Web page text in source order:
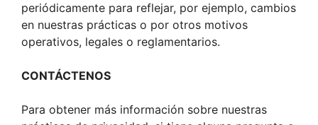
periódicamente para reflejar, por ejemplo, cambios
en nuestras prácticas o por otros motivos
operativos, legales o reglamentarios.
CONTÁCTENOS
Para obtener más información sobre nuestras